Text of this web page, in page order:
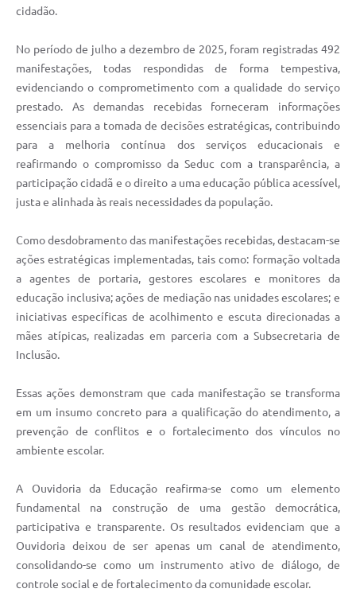
cidadão.
No período de julho a dezembro de 2025, foram registradas 492
manifestações, todas respondidas de forma tempestiva,
evidenciando o comprometimento com a qualidade do serviço
prestado. As demandas recebidas forneceram informações
essenciais para a tomada de decisões estratégicas, contribuindo
para a melhoria contínua dos serviços educacionais e
reafirmando o compromisso da Seduc com a transparência, a
participação cidadã e o direito a uma educação pública acessível,
justa e alinhada às reais necessidades da população.
Como desdobramento das manifestações recebidas, destacam-se
ações estratégicas implementadas, tais como: formação voltada
a agentes de portaria, gestores escolares e monitores da
educação inclusiva; ações de mediação nas unidades escolares; e
iniciativas específicas de acolhimento e escuta direcionadas a
mães atípicas, realizadas em parceria com a Subsecretaria de
Inclusão.
Essas ações demonstram que cada manifestação se transforma
em um insumo concreto para a qualificação do atendimento, a
prevenção de conflitos e o fortalecimento dos vínculos no
ambiente escolar.
A Ouvidoria da Educação reafirma-se como um elemento
fundamental na construção de uma gestão democrática,
participativa e transparente. Os resultados evidenciam que a
Ouvidoria deixou de ser apenas um canal de atendimento,
consolidando-se como um instrumento ativo de diálogo, de
controle social e de fortalecimento da comunidade escolar.